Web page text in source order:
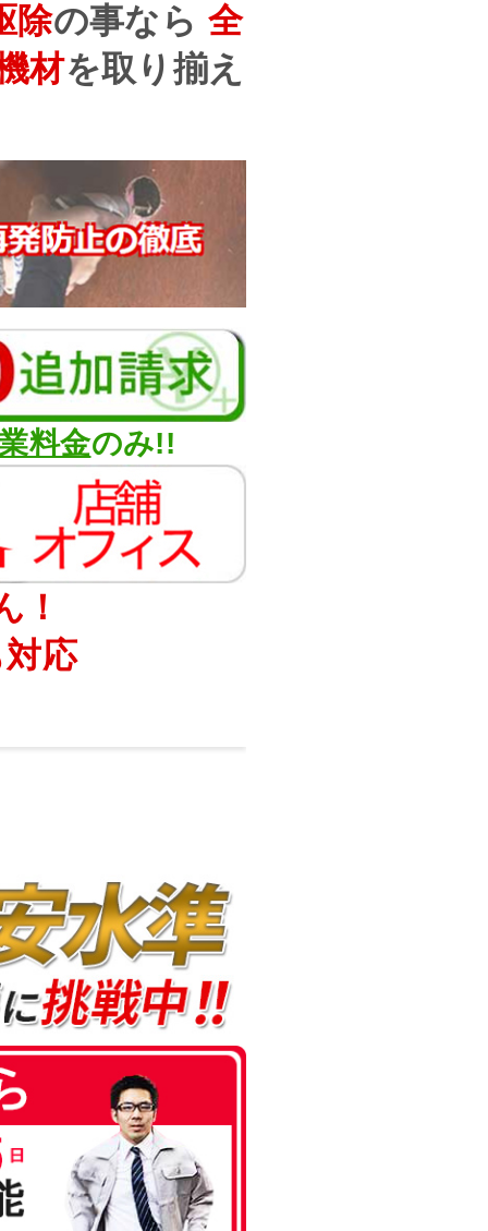
除の事なら 全
材を取り揃え
料金のみ!!
！
応